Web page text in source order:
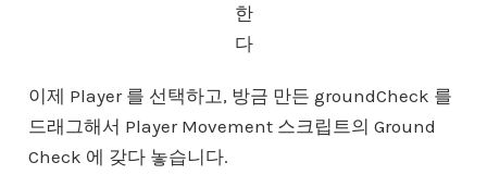
한
다
이제 Player 를 선택하고, 방금 만든 groundCheck 를
드래그해서 Player Movement 스크립트의 Ground
Check 에 갖다 놓습니다.